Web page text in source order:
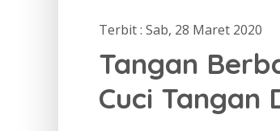
Terbit : Sab, 28 Maret 2020
Tangan
Cuci Tangan